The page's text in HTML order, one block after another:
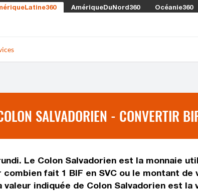
AmériqueDuNord360 Océanie360
SALVADORIEN - CONVERTIR
Le Colon Salvadorien est la monnaie
fait 1 BIF en SVC ou le montant
indiquée de Colon Salvadorien est